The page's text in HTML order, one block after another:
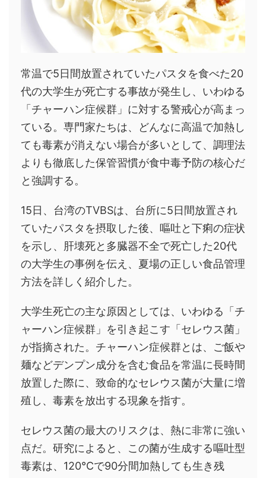
常温で5日間放置されていたパスタを食べた20
代の大学生が死亡する事故が発生し、いわゆる
「チャーハン症候群」に対する警戒心が高まっ
ている。専門家たちは、どんなに高温で加熱し
ても毒素が消えない場合が多いとして、調理法
よりも徹底した保管習慣が食中毒予防の核心だ
と強調する。
15日、台湾のTVBSは、台所に5日間放置され
ていたパスタを摂取した後、嘔吐と下痢の症状
を示し、肝壊死と多臓器不全で死亡した20代
の大学生の事例を伝え、夏場の正しい食品管理
方法を詳しく紹介した。
大学生死亡の主な原因としては、いわゆる「チ
ャーハン症候群」を引き起こす「セレウス菌」
が指摘された。チャーハン症候群とは、ご飯や
麺などデンプン成分を含む食品を常温に長時間
放置した際に、致命的なセレウス菌が大量に増
殖し、毒素を放出する現象を指す。
セレウス菌の最大のリスクは、熱に非常に強い
点だ。研究によると、この菌が生成する嘔吐型
毒素は、120℃で90分間加熱しても生き残